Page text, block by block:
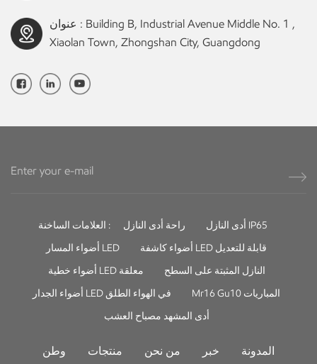
عنوان : Building B, Industrial Avenue Middle No. 1 ,
Xiaolan Town, Zhongshan City, Guangdong
العلامات الساخنة : راحة أدى النازل
أدى النازل IP65
أضواء المسار LED
أضواء كاشفة LED قابلة للتعديل
أضواء خطية LED معلقة
النازل المثبتة على السطح
أضواء الجدار LED في الهواء الطلق
Mr16 Gu10 المباريات
أدى المشهد مصباح العشب
وطن منتجات من نحن خبر المدونة